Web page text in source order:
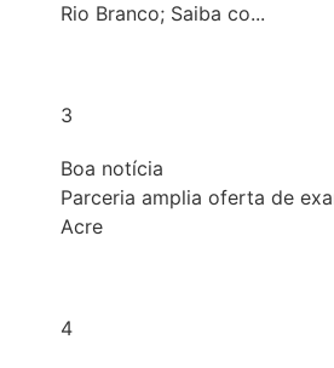
Rio Branco; Saiba co...
3
Boa notícia
Parceria amplia oferta de
Acre
4